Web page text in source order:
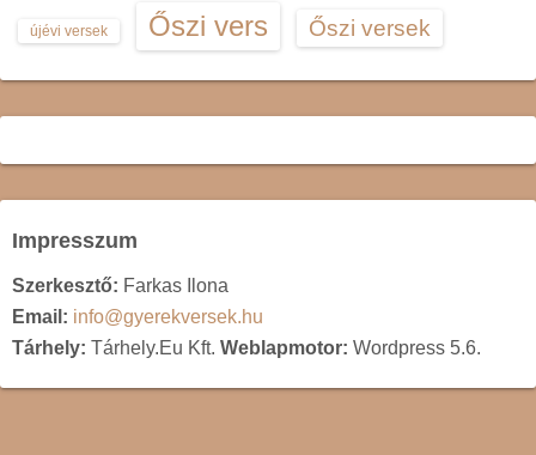
újévi versek Őszi vers Őszi versek
Impresszum
Szerkesztő: Farkas Ilona
Email: info@gyerekversek.hu
Tárhely: Tárhely.Eu Kft. Weblapmotor: Wordpress 5.6.